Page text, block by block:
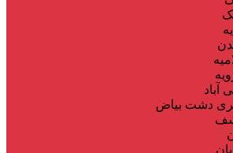
آباد
دشت بیاض